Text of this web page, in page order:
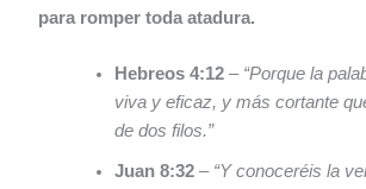
para romper toda atadura.
Hebreos 4:12 – “Porque la
viva y eficaz, y más cortante
de dos filos.”
Juan 8:32 – “Y conoceréis la